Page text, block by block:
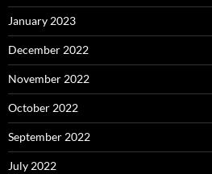
January 2023
December 2022
November 2022
October 2022
September 2022
July 2022